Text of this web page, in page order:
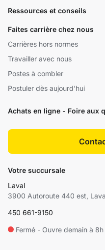
Ressources et conseils
Faites carrière chez nous
Carrières hors normes
Travailler avec nous
Postes à combler
Postuler dès aujourd'hui
Achats en ligne - Foire aux
Votre succursale
Laval
3900 Autoroute 440 est,
450 661-9150
Fermé - Ouvre demain à 8h